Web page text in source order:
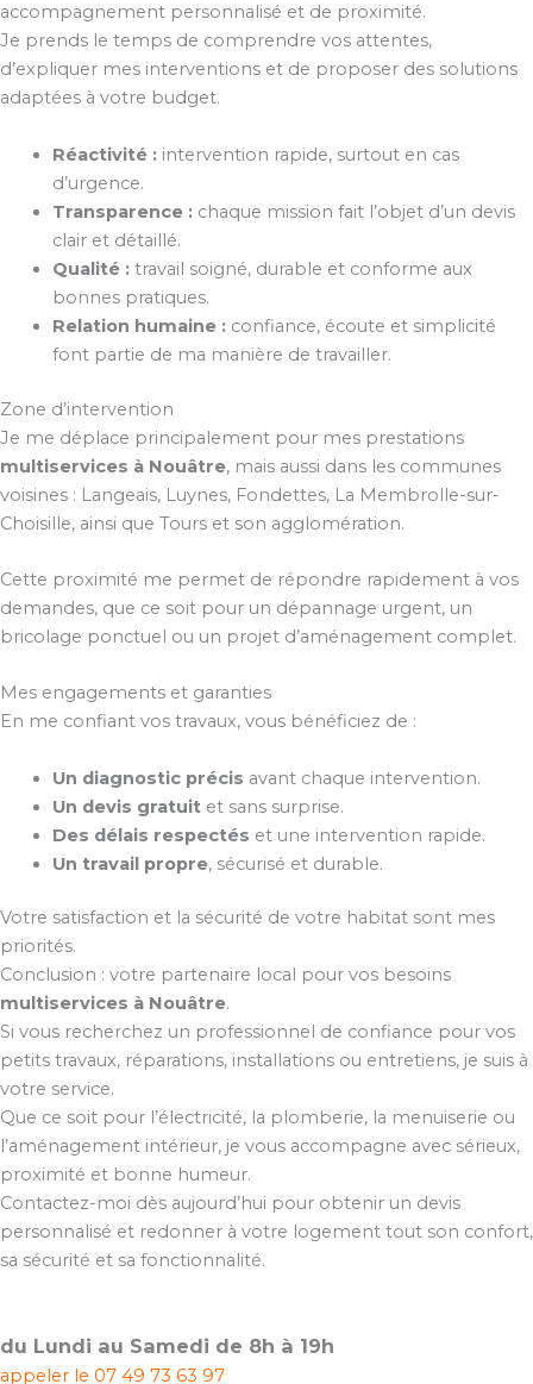
accompagnement personnalisé et de proximité.
Je prends le temps de comprendre vos attentes,
d’expliquer mes interventions et de proposer des solutions
adaptées à votre budget.
Réactivité :intervention rapide, surtout en cas
d’urgence.
Transparence :chaque mission fait l’objet d’un devis
clair et détaillé.
Qualité :travail soigné, durable et conforme aux
bonnes pratiques.
Relation humaine :confiance, écoute et simplicité
font partie de ma manière de travailler.
Zone d’intervention
Je me déplace principalement pour mes prestations
multiservices à Nouâtre, mais aussi dans les communes
voisines : Langeais, Luynes, Fondettes, La Membrolle-sur-
Choisille, ainsi que Tours et son agglomération.
Cette proximité me permet de répondre rapidement à vos
demandes, que ce soit pour un dépannage urgent, un
bricolage ponctuel ou un projet d’aménagement complet.
Mes engagements et garanties
En me confiant vos travaux, vous bénéficiez de :
Un diagnostic précis avant chaque intervention.
Un devis gratuitet sans surprise.
Des délais respectés et une intervention rapide.
Un travail propre, sécurisé et durable.
Votre satisfaction et la sécurité de votre habitat sont mes
priorités.
Conclusion : votre partenaire local pour vos besoins
multiservices à Nouâtre.
Si vous recherchez un professionnel de confiance pour vos
petits travaux, réparations, installations ou entretiens, je suis à
votre service.
Que ce soit pour l’électricité, la plomberie, la menuiserie ou
l’aménagement intérieur, je vous accompagne avec sérieux,
proximité et bonne humeur.
Contactez-moi dès aujourd’hui pour obtenir un devis
personnalisé et redonner à votre logement tout son confort,
sa sécurité et sa fonctionnalité.
du Lundi au Samedi de 8h à 19h
appeler le 07 49 73 63 97